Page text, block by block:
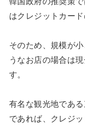
はクレジットカー
そのため、規模が
うなお店の場合は
す。
有名な観光地であ
であれば、クレジ